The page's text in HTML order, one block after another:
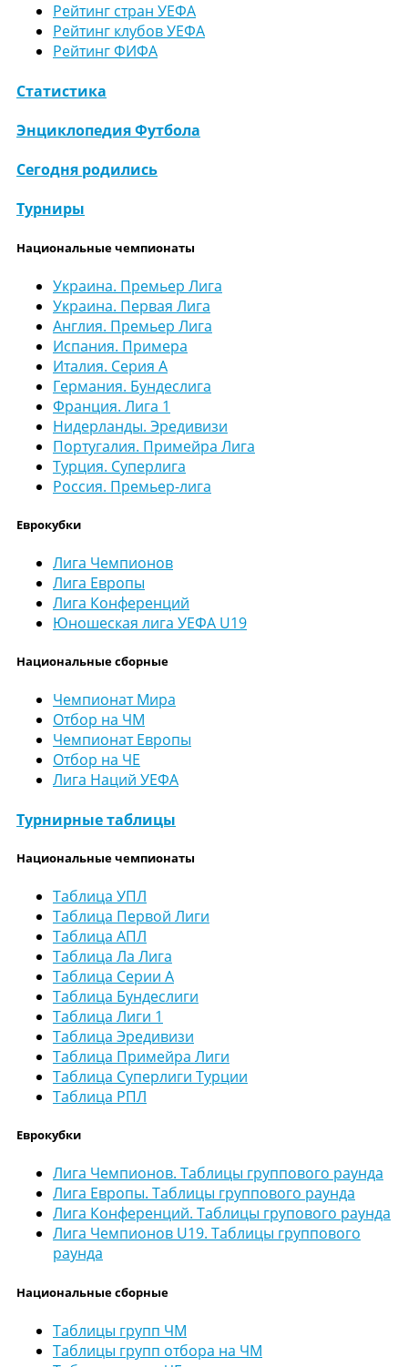
Рейтинг стран УЕФА
Рейтинг клубов УЕФА
Рейтинг ФИФА
Статистика
Энциклопедия Футбола
Сегодня родились
Турниры
Национальные чемпионаты
Украина. Премьер Лига
Украина. Первая Лига
Англия. Премьер Лига
Испания. Примера
Италия. Серия А
Германия. Бундеслига
Франция. Лига 1
Нидерланды. Эредивизи
Португалия. Примейра Лига
Турция. Суперлига
Россия. Премьер-лига
Еврокубки
Лига Чемпионов
Лига Европы
Лига Конференций
Юношеская лига УЕФА U19
Национальные сборные
Чемпионат Мира
Отбор на ЧМ
Чемпионат Европы
Отбор на ЧЕ
Лига Наций УЕФА
Турнирные таблицы
Национальные чемпионаты
Таблица УПЛ
Таблица Первой Лиги
Таблица АПЛ
Таблица Ла Лига
Таблица Серии А
Таблица Бундеслиги
Таблица Лиги 1
Таблица Эредивизи
Таблица Примейра Лиги
Таблица Суперлиги Турции
Таблица РПЛ
Еврокубки
Лига Чемпионов. Таблицы группового раунда
Лига Европы. Таблицы группового раунда
Лига Конференций. Таблицы групового раунда
Лига Чемпионов U19. Таблицы группового
раунда
Национальные сборные
Таблицы групп ЧМ
Таблицы групп отбора на ЧМ